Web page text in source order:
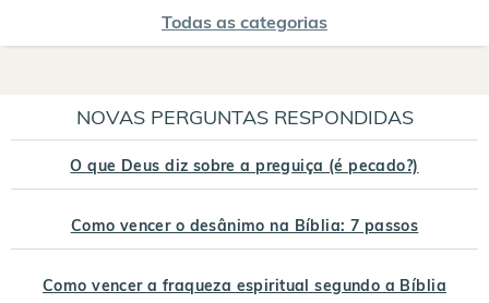
Todas as categorias
NOVAS PERGUNTAS RESPONDIDAS
O que Deus diz sobre a preguiça (é pecado?)
Como vencer o desânimo na Bíblia: 7 passos
Como vencer a fraqueza espiritual segundo a Bíblia